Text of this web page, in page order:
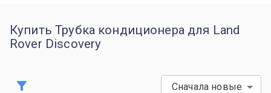
Купить Трубка кондиционера для Land
Rover Discovery
Сначала новые